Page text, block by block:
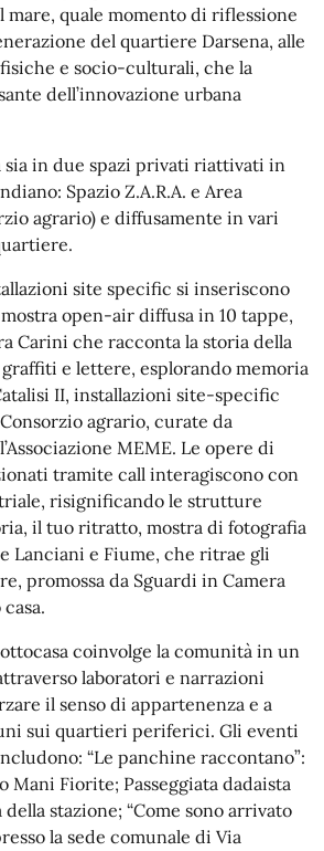
mare, quale momento di riflessione
del quartiere Darsena, alle
e socio-culturali, che la
dell’innovazione urbana
sia in due spazi privati riattivati in
Spazio Z.A.R.A. e Area
agrario) e diffusamente in vari
site specific si inseriscono
open-air diffusa in 10 tappe,
Carini che racconta la storia della
e lettere, esplorando memoria
II, installazioni site-specific
agrario, curate da
MEME. Le opere di
tramite call interagiscono con
risignificando le strutture
il tuo ritratto, mostra di fotografia
Lanciani e Fiume, che ritrae gli
promossa da Sguardi in Camera
coinvolge la comunità in un
laboratori e narrazioni
il senso di appartenenza e a
sui quartieri periferici. Gli eventi
“Le panchine raccontano”:
Mani Fiorite; Passeggiata dadaista
stazione; “Come sono arrivato
la sede comunale di Via